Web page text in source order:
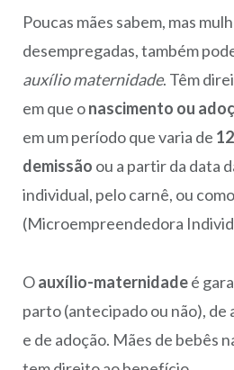
Poucas mães sabem, mas
desempregadas, também
auxílio maternidade. Têm
em que onascimento ou
em um período que varia de
demissão ou a partir da data
individual, pelo carnê, ou
(Microempreendedora
Oauxílio-maternidadeé
parto (antecipado ou não),
e de adoção. Mães de bebês